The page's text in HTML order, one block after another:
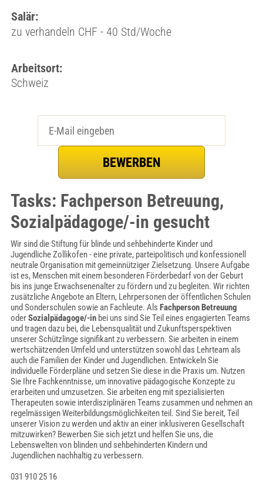
Salär:
zu verhandeln CHF - 40 Std/Woche
Arbeitsort:
Schweiz
Tasks: Fachperson Betreuung,
Sozialpädagoge/-in gesucht
Wir sind die Stiftung für blinde und sehbehinderte Kinder und
Jugendliche Zollikofen - eine private, parteipolitisch und konfessionell
neutrale Organisation mit gemeinnütziger Zielsetzung. Unsere Aufgabe
ist es, Menschen mit einem besonderen Förderbedarf von der Geburt
bis ins junge Erwachsenenalter zu fördern und zu begleiten. Wir richten
zusätzliche Angebote an Eltern, Lehrpersonen der öffentlichen Schulen
und Sonderschulen sowie an Fachleute. Als Fachperson Betreuung
oderSozialpädagoge/-inbei uns sind Sie Teil eines engagierten Teams
und tragen dazu bei, die Lebensqualität und Zukunftsperspektiven
unserer Schützlinge signifikant zu verbessern. Sie arbeiten in einem
wertschätzenden Umfeld und unterstützen sowohl das Lehrteam als
auch die Familien der Kinder und Jugendlichen. Entwickeln Sie
individuelle Förderpläne und setzen Sie diese in die Praxis um. Nutzen
Sie Ihre Fachkenntnisse, um innovative pädagogische Konzepte zu
erarbeiten und umzusetzen. Sie arbeiten eng mit spezialisierten
Therapeuten sowie interdisziplinären Teams zusammen und nehmen an
regelmässigen Weiterbildungsmöglichkeiten teil. Sind Sie bereit, Teil
unserer Vision zu werden und aktiv an einer inklusiveren Gesellschaft
mitzuwirken? Bewerben Sie sich jetzt und helfen Sie uns, die
Lebenswelten von blinden und sehbehinderten Kindern und
Jugendlichen nachhaltig zu verbessern.
031 910 25 16